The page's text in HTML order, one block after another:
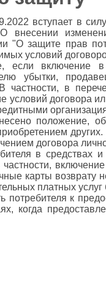
вступает в
внесении
"О защите прав
условий
если включение в
убытки,
частности, в
условий договора
положение,
договора
в
карты возврату
платных
потребителя к
когда